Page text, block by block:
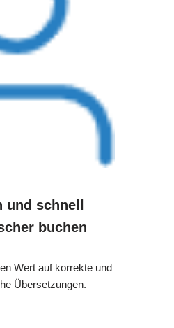
und schnell
buchen
Wert auf korrekte und
Übersetzungen.